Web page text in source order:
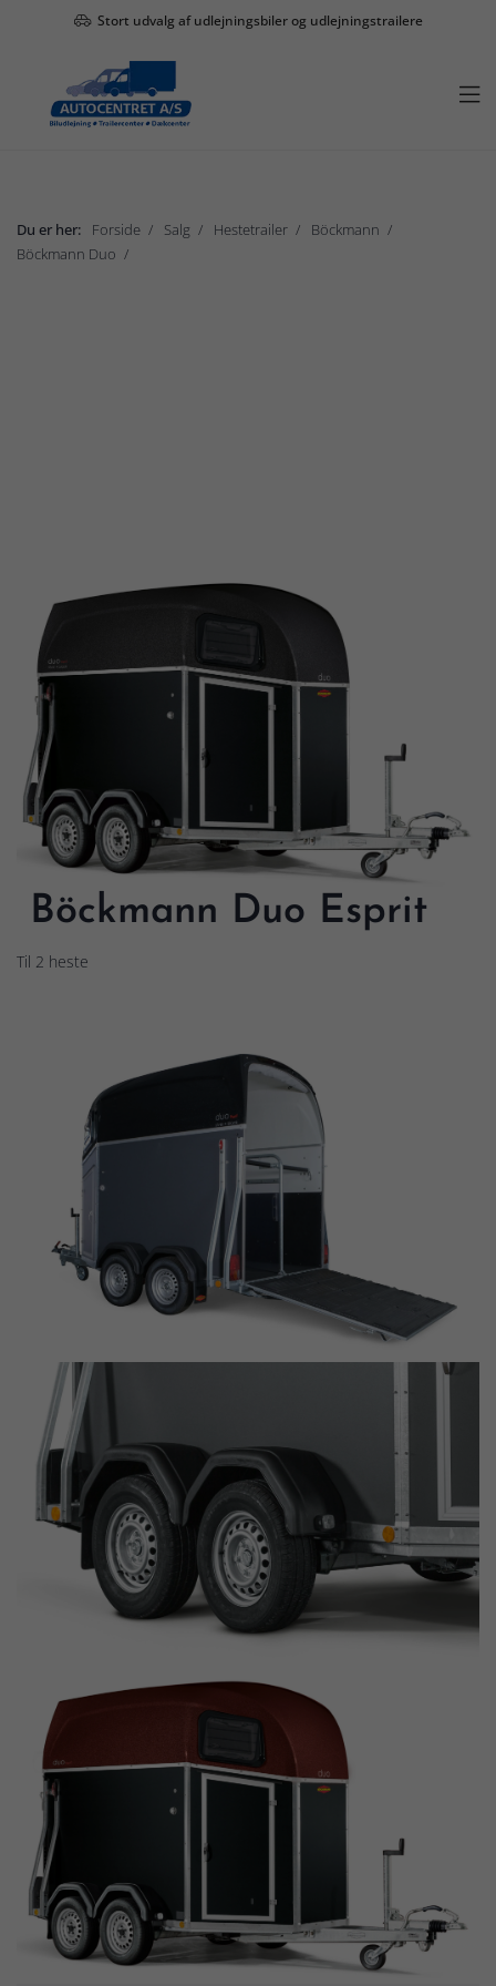
Stort udvalg af udlejningsbiler og udlejningstrailere

Du er her: Forside Salg Hestetrailer
Böckmann
Böckmann Duo
Böckmann Duo Esprit
Til 2 heste